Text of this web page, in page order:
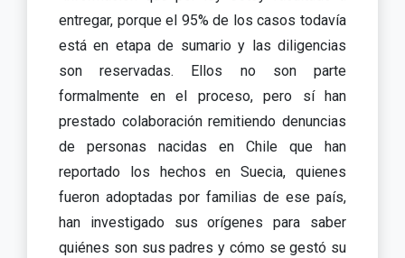
entregar, porque el 95% de los casos todavía
está en etapa de sumario y las diligencias
son reservadas. Ellos no son parte
formalmente en el proceso, pero sí han
prestado colaboración remitiendo denuncias
de personas nacidas en Chile que han
reportado los hechos en Suecia, quienes
fueron adoptadas por familias de ese país,
han investigado sus orígenes para saber
quiénes son sus padres y cómo se gestó su